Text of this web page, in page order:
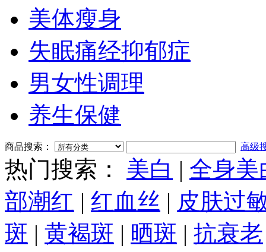
美体瘦身
失眠痛经抑郁症
男女性调理
养生保健
商品搜索： 高级
热门搜索： 美白 | 全身美
部潮红 | 红血丝 | 皮肤过
斑 | 黄褐斑 | 晒斑 | 抗衰老